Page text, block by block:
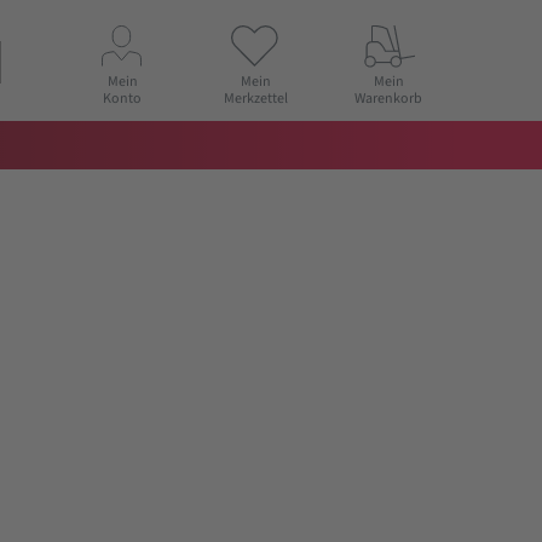
Mein
Konto
Mein
Merkzettel
Mein
Warenkorb